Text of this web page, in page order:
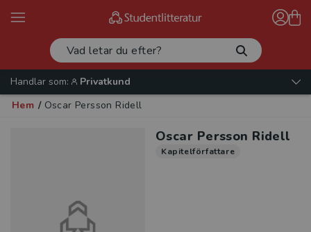
Handlar som:
Privatkund
Hem / Oscar Persson Ridell
Oscar Persson Ridell
Kapitelförfattare